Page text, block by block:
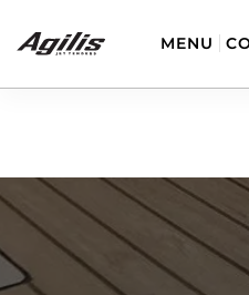
MENU
AGILIS 280